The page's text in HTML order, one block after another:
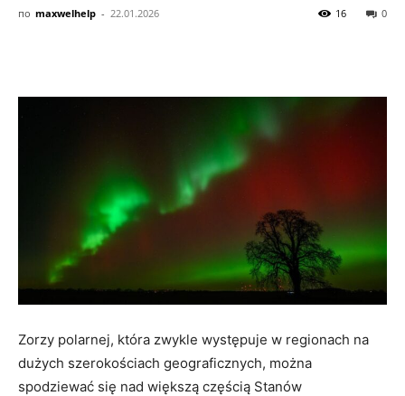
по maxwelhelp - 22.01.2026 0
16
Zorzy polarnej, która zwykle występuje w regionach na
dużych szerokościach geograficznych, można
spodziewać się nad większą częścią Stanów